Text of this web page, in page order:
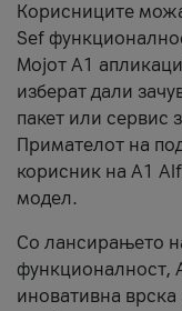
Корисниците
Sef
Мојот А1
изберат дали
пакет или сервис
Примателот на
корисник на А1
модел.
Со лансирањето
функционалност,
иновативна врска